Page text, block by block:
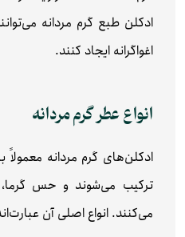
ادکلن طبع گرم مردانه
اغواگرانه ایجاد کنند.
انواع عطر گرم مردانه
ادکلن‌های گرم مردانه
ترکیب می‌شوند و حس
می‌کنند. انواع اصلی آن